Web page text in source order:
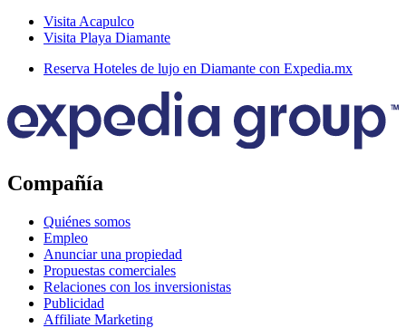
Visita Acapulco
Visita Playa Diamante
Reserva Hoteles de lujo en Diamante con Expedia.mx
Compañía
Quiénes somos
Empleo
Anunciar una propiedad
Propuestas comerciales
Relaciones con los inversionistas
Publicidad
Affiliate Marketing